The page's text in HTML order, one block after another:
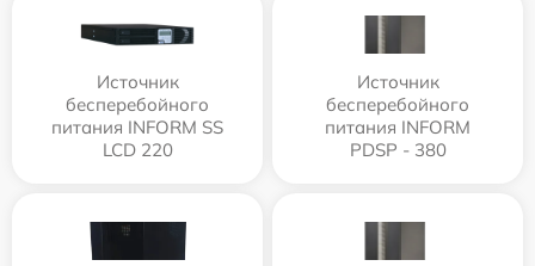
Источник
бесперебойного
питания INFORM SS
LCD 220
Источник
бесперебойного
питания INFORM
PDSP - 380